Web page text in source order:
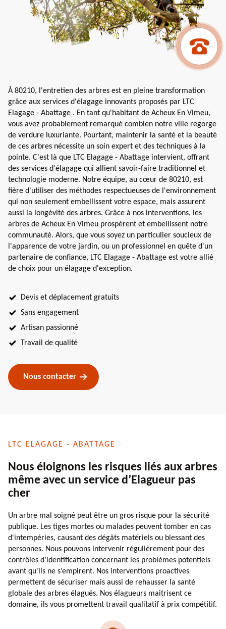
À 80210, l'entretien des arbres est en pleine transformation
grâce aux services d'élagage innovants proposés par LTC
Elagage - Abattage . En tant qu'habitant de Acheux En Vimeu,
vous avez probablement remarqué combien notre ville regorge
de verdure luxuriante. Pourtant, maintenir la santé et la beauté
de ces arbres nécessite un soin expert et des techniques à la
pointe. C'est là que LTC Elagage - Abattage intervient, offrant
des services d'élagage qui allient savoir-faire traditionnel et
technologie moderne. Notre équipe, au cœur de 80210, est
fière d'utiliser des méthodes respectueuses de l'environnement
qui non seulement embellissent votre espace, mais assurent
aussi la longévité des arbres. Grâce à nos interventions, les
arbres de Acheux En Vimeu prospèrent et embellissent notre
communauté. Alors, que vous soyez un particulier soucieux de
l'apparence de votre jardin, ou un professionnel en quête d'un
partenaire de confiance, LTC Elagage - Abattage est votre allié
de choix pour un élagage d'exception.
Devis et déplacement gratuits
Sans engagement
Artisan passionné
Travail de qualité
Nous contacter
LTC ELAGAGE - ABATTAGE
Nous éloignons les risques liés aux arbres
même avec un service d’Elagueur pas
cher
Un arbre mal soigné peut être un gros risque pour la sécurité
publique. Les tiges mortes ou malades peuvent tomber en cas
d'intempéries, causant des dégâts matériels ou blessant des
personnes. Nous pouvons intervenir régulièrement pour des
contrôles d’identification concernant les problèmes potentiels
avant qu'ils ne s’empirent. Nos interventions proactives
permettent de sécuriser mais aussi de rehausser la santé
globale des arbres élagués. Nos élagueurs maitrisent ce
domaine, ils vous promettent travail qualitatif à prix compétitif.